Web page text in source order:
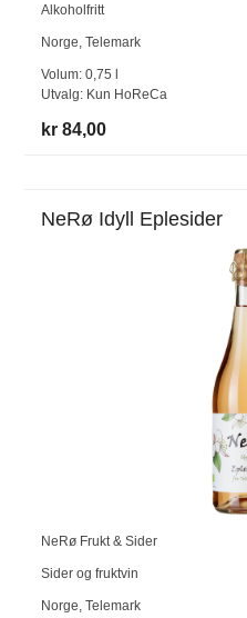
Alkoholfritt
Norge,Telemark
Volum:0,75
Utvalg: Kun HoReCa
kr 84,00
NeRø Idyll Eplesider
NeRø Frukt & Sider
Sider og fruktvin
Norge,Telemark